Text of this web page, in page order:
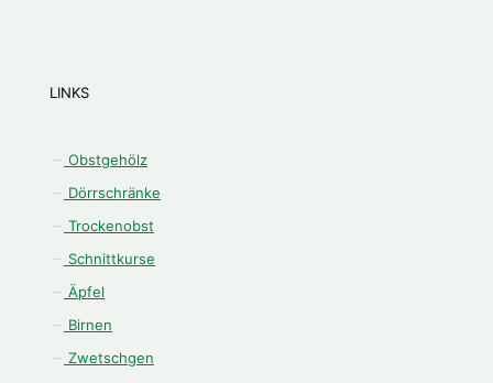
LINKS
Obstgehölz
Dörrschränke
Trockenobst
Schnittkurse
Äpfel
Birnen
Zwetschgen